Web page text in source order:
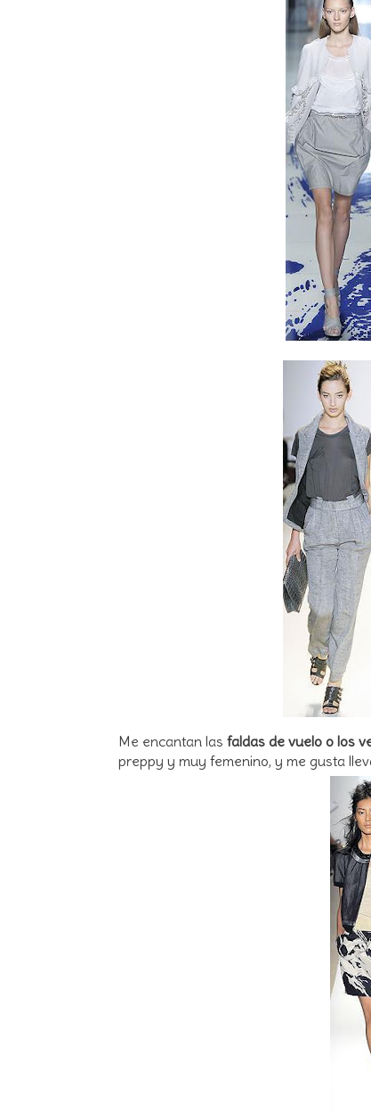
Me encantan las faldas de vuelo o los
preppy y muy femenino, y me gusta